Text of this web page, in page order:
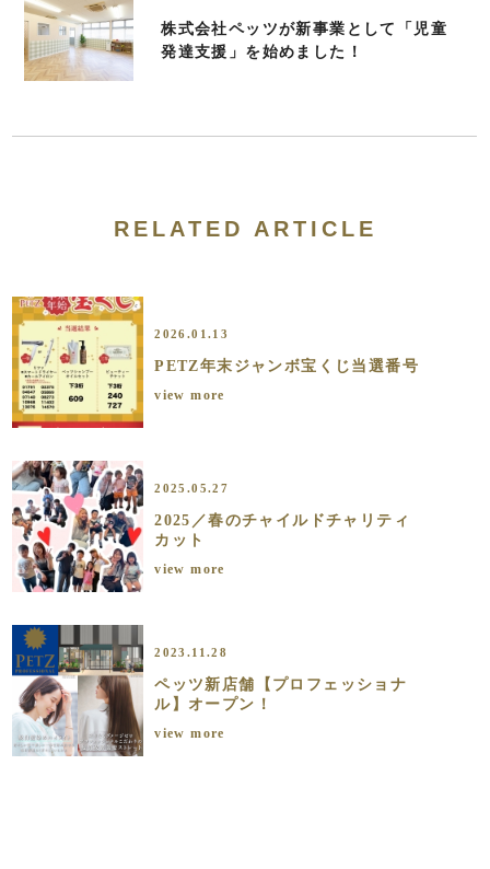
株式会社ペッツが新事業として「児童
発達支援」を始めました！
RELATED ARTICLE
2026.01.13
PETZ年末ジャンボ宝くじ当選番号
view more
2025.05.27
2025／春のチャイルドチャリティ
カット
view more
2023.11.28
ペッツ新店舗【プロフェッショナ
ル】オープン！
view more